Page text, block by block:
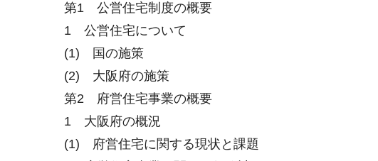
第1 公営住宅制度の概要
1 公営住宅について
(1) 国の施策
(2) 大阪府の施策
第2 府営住宅事業の概要
1 大阪府の概況
(1) 府営住宅に関する現状と課題